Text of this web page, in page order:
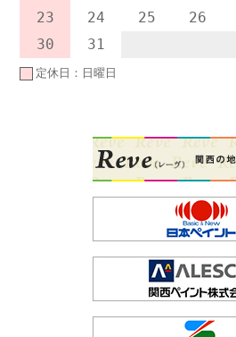
23
24 25 26
30
31
定休日：日曜日